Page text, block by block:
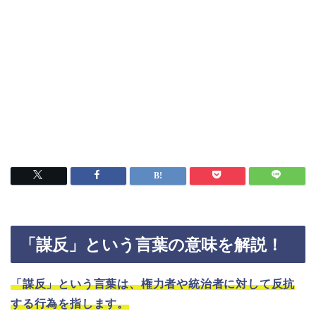
「謀反」という言葉の意味を解説！
「謀反」という言葉は、権力者や統治者に対して反抗
する行為を指します。